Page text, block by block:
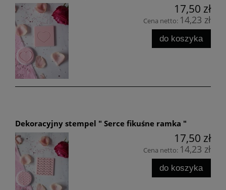
17,50 zł
Cena netto: 14,23 zł
do koszyka
Dekoracyjny stempel " Serce fikuśne ramka "
17,50 zł
Cena netto: 14,23 zł
do koszyka